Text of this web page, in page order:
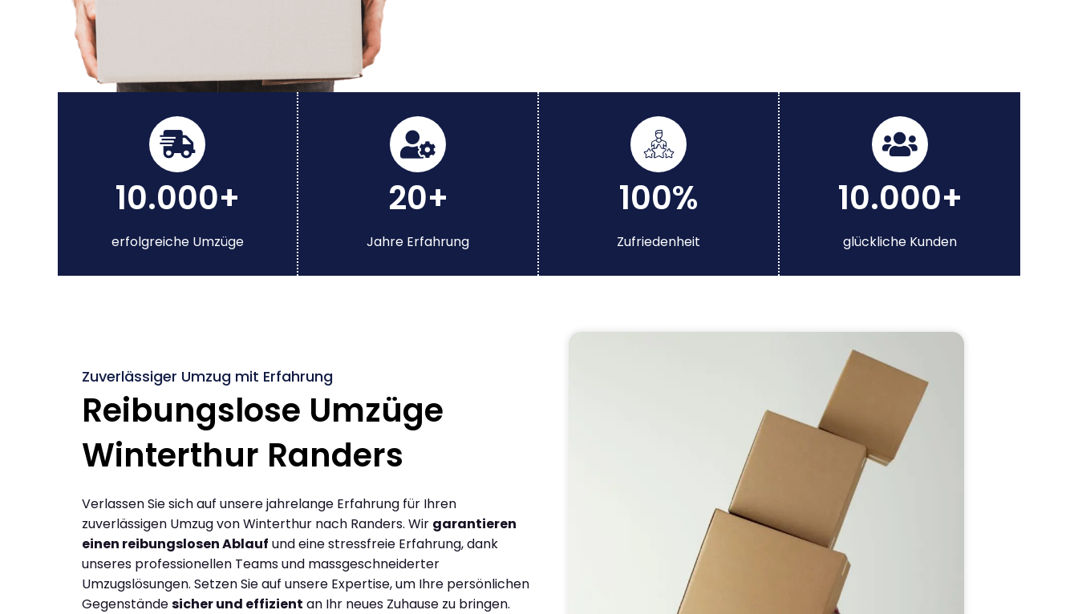
10.000+
erfolgreiche Umzüge
20+
Jahre Erfahrung
100%
Zufriedenheit
10.000+
glückliche Kunden
Zuverlässiger Umzug mit Erfahrung
Reibungslose Umzüge
Winterthur Randers
Verlassen Sie sich auf unsere jahrelange Erfahrung für Ihren
zuverlässigen Umzug von Winterthur nach Randers. Wir garantieren
einen reibungslosen Ablauf und eine stressfreie Erfahrung, dank
unseres professionellen Teams und massgeschneiderter
Umzugslösungen. Setzen Sie auf unsere Expertise, um Ihre persönlichen
Gegenständesicher und effizient an Ihr neues Zuhause zu bringen.